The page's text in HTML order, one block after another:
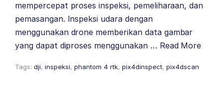
mempercepat proses inspeksi, pemeliharaan, dan
pemasangan. Inspeksi udara dengan
menggunakan drone memberikan data gambar
yang dapat diproses menggunakan … Read More
Tags: dji, inspeksi, phantom 4 rtk, pix4dinspect, pix4dscan